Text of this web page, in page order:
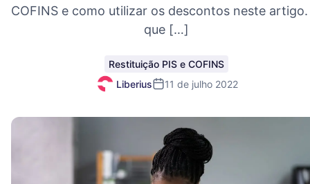
COFINS e como utilizar os descontos neste artigo.
que […]
Restituição PIS e COFINS
Liberius
11 de julho 2022